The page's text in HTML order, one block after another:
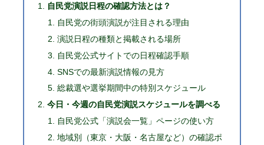
自民党演説日程の確認方法とは？
自民党の街頭演説が注目される理由
演説日程の種類と掲載される場所
自民党公式サイトでの日程確認手順
SNSでの最新演説情報の見方
総裁選や選挙期間中の特別スケジュール
今日・今週の自民党演説スケジュールを調べる
自民党公式「演説会一覧」ページの使い方
地域別（東京・大阪・名古屋など）の確認ポ